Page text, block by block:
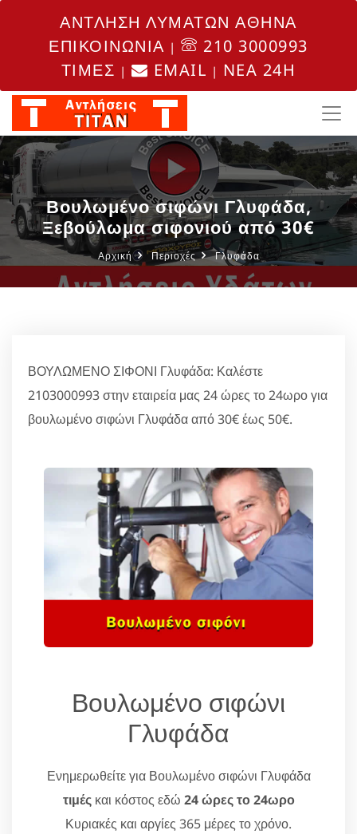
ΑΝΤΛΗΣΗ ΛΥΜΑΤΩΝ ΑΘΗΝΑ
ΕΠΙΚΟΙΝΩΝΙΑ |
210 3000993
ΤΙΜΕΣ | EMAIL | NEA 24H
Βουλωμένο σιφώνι Γλυφάδα,
Ξεβούλωμα σιφονιού από 30€
Αρχική Περιοχές Γλυφάδα
ΒΟΥΛΩΜΕΝΟ ΣΙΦΟΝΙ Γλυφάδα: Καλέστε
2103000993 στην εταιρεία μας 24 ώρες το 24ωρο για
βουλωμένο σιφώνι Γλυφάδα από 30€ έως 50€.
Βουλωμένο σιφώνι
Γλυφάδα
Ενημερωθείτε για Βουλωμένο σιφώνι Γλυφάδα
τιμέςκαι κόστος εδώ 24 ώρες το 24ωρο
Κυριακές και αργίες 365 μέρες το χρόνο.